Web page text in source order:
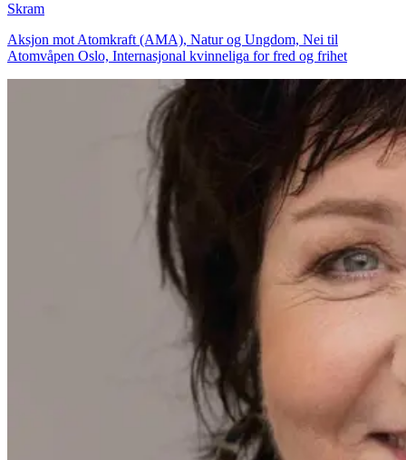
Skram
Aksjon mot Atomkraft (AMA), Natur og Ungdom, Nei til
Atomvåpen Oslo, Internasjonal kvinneliga for fred og frihet